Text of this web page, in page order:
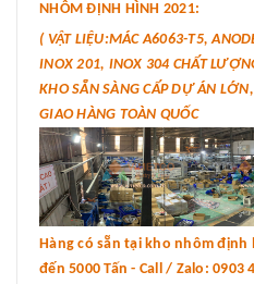
NHÔM ĐỊNH HÌNH 2021:
( VẬT LIỆU:MÁC A6063-T5,
INOX 201, INOX 304 CHẤT
KHO SẴN SÀNG CẤP DỰ ÁN
GIAO HÀNG TOÀN QUỐC
Hàng có sẵn tại kho nhôm
đến 5000 Tấn - Call / Zalo: